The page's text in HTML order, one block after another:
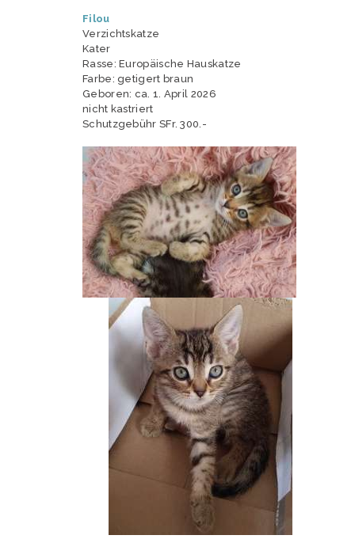
Filou
Verzichtskatze
Kater
Rasse: Europäische Hauskatze
Farbe: getigert braun
Geboren: ca. 1. April 2026
nicht kastriert
Schutzgebühr SFr. 300.-